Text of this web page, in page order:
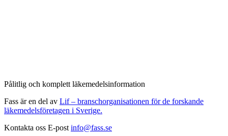
Pålitlig och komplett läkemedelsinformation
Fass är en del av Lif – branschorganisationen för de forskande
läkemedelsföretagen i Sverige.
Kontakta oss E-post info@fass.se